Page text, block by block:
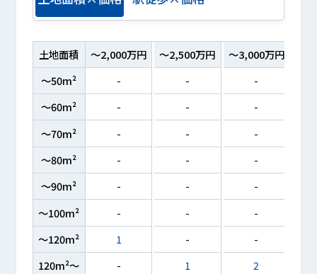
土地面積
～50m²
～60m²
～70m²
～80m²
～90m²
～100m²
～120m²
120m²～
～2,000万円
-
-
-
-
-
-
1
-
～2,500万円
-
-
-
-
-
-
-
1
～3,000万円
-
-
-
-
-
-
-
2